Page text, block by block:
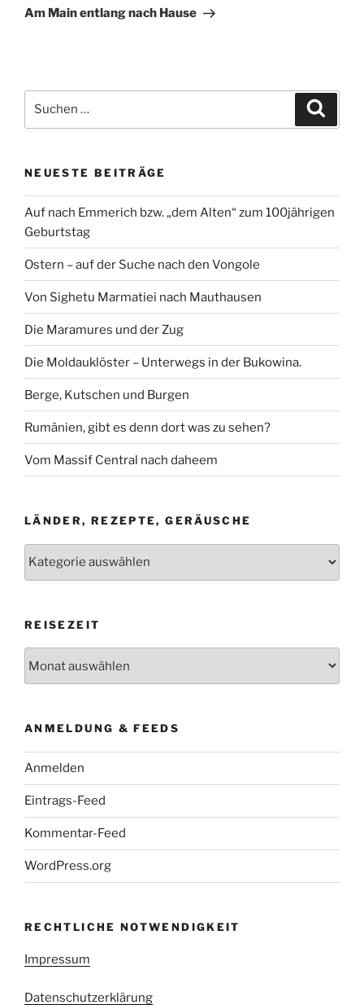
Beitrag
Am Main entlang nach Hause
nach:
NEUESTE BEITRÄGE
Auf nach Emmerich bzw. „dem Alten“ zum 100jährigen
Geburtstag
Ostern – auf der Suche nach den Vongole
Von Sighetu Marmatiei nach Mauthausen
Die Maramures und der Zug
Die Moldauklöster – Unterwegs in der Bukowina.
Berge, Kutschen und Burgen
Rumänien, gibt es denn dort was zu sehen?
Vom Massif Central nach daheem
LÄNDER, REZEPTE, GERÄUSCHE
Rezepte,
REISEZEIT
ANMELDUNG & FEEDS
Anmelden
Eintrags-Feed
Kommentar-Feed
WordPress.org
RECHTLICHE NOTWENDIGKEIT
Impressum
Datenschutzerklärung